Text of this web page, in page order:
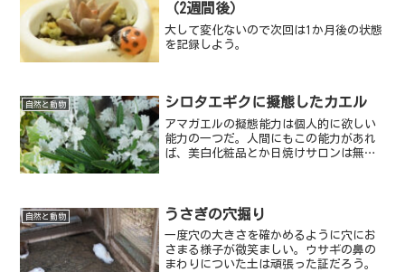
（2週間後）
大して変化ないので次回は1か月後の状態
を記録しよう。
自然と動物 シロタエギクに擬態したカエル
アマガエルの擬態能力は個人的に欲しい
能力の一つだ。人間にもこの能力があれ
ば、美白化粧品とか日焼けサロンは無く
自然と動物 うさぎの穴掘り
一度穴の大きさを確かめるように穴にお
さまる様子が微笑ましい。ウサギの鼻の
まわりについた土は頑張った証だろう。